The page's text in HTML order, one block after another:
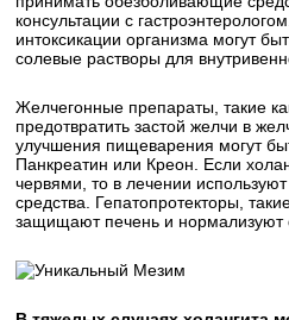
консультации с
интоксикации организма могут
солевые растворы для
Желчегонные препараты, такие
предотвратить застой желчи в
улучшения пищеварения могут
Панкреатин или Креон. Если
червями, то в лечении
средства. Гепатопротекторы,
защищают печень и нормализуют